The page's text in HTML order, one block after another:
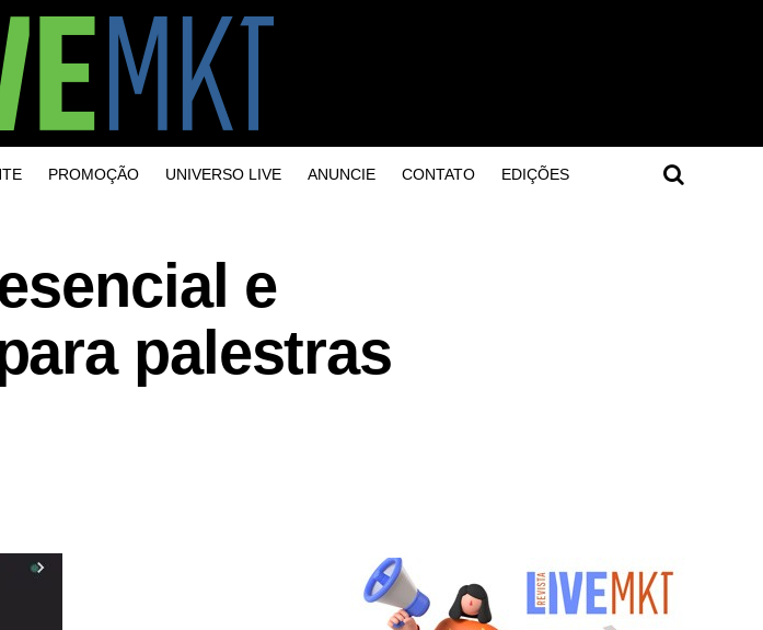
PROMOÇÃO UNIVERSO LIVE ANUNCIE CONTATO EDIÇÕES
e
palestras